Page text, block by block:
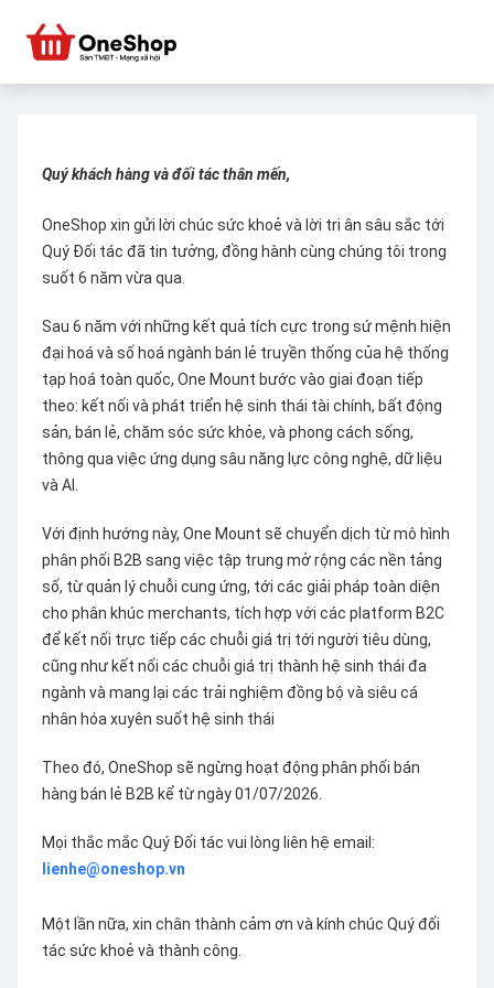
Quý khách hàng và đối tác thân mến,
OneShop xin gửi lời chúc sức khoẻ và lời tri ân sâu sắc tới
Quý Đối tác đã tin tưởng, đồng hành cùng chúng tôi trong
suốt 6 năm vừa qua.
Sau 6 năm với những kết quả tích cực trong sứ mệnh hiện
đại hoá và số hoá ngành bán lẻ truyền thống của hệ thống
tạp hoá toàn quốc, One Mount bước vào giai đoạn tiếp
theo: kết nối và phát triển hệ sinh thái tài chính, bất động
sản, bán lẻ, chăm sóc sức khỏe, và phong cách sống,
thông qua việc ứng dụng sâu năng lực công nghệ, dữ liệu
và AI.
Với định hướng này, One Mount sẽ chuyển dịch từ mô hình
phân phối B2B sang việc tập trung mở rộng các nền tảng
số, từ quản lý chuỗi cung ứng, tới các giải pháp toàn diện
cho phân khúc merchants, tích hợp với các platform B2C
để kết nối trực tiếp các chuỗi giá trị tới người tiêu dùng,
cũng như kết nối các chuỗi giá trị thành hệ sinh thái đa
ngành và mang lại các trải nghiệm đồng bộ và siêu cá
nhân hóa xuyên suốt hệ sinh thái
Theo đó, OneShop sẽ ngừng hoạt động phân phối bán
hàng bán lẻ B2B kể từ ngày 01/07/2026.
Mọi thắc mắc Quý Đối tác vui lòng liên hệ email:
lienhe@oneshop.vn
Một lần nữa, xin chân thành cảm ơn và kính chúc Quý đối
tác sức khoẻ và thành công.